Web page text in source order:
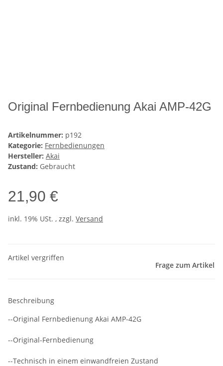
Original Fernbedienung Akai AMP-42G
Artikelnummer: p192
Kategorie: Fernbedienungen
Hersteller: Akai
Zustand: Gebraucht
21,90 €
inkl. 19% USt. , zzgl. Versand
Artikel vergriffen
Frage zum Artikel
Beschreibung
--Original Fernbedienung Akai AMP-42G
--Original-Fernbedienung
--Technisch in einem einwandfreien Zustand